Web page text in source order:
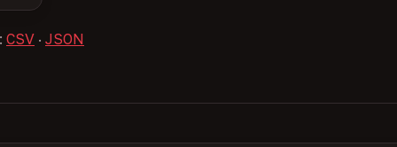
CSV · JSON